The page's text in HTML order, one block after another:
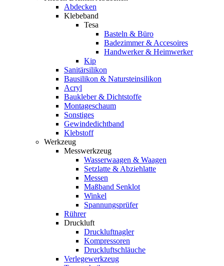
Abdecken
Klebeband
Tesa
Basteln & Büro
Badezimmer & Accesoires
Handwerker & Heimwerker
Kip
Sanitärsilikon
Bausilikon & Natursteinsilikon
Acryl
Baukleber & Dichtstoffe
Montageschaum
Sonstiges
Gewindedichtband
Klebstoff
Werkzeug
Messwerkzeug
Wasserwaagen & Waagen
Setzlatte & Abziehlatte
Messen
Maßband Senklot
Winkel
Spannungsprüfer
Rührer
Druckluft
Druckluftnagler
Kompressoren
Druckluftschläuche
Verlegewerkzeug